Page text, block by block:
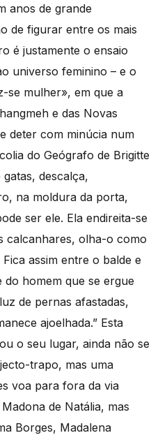
anos de grande
de figurar entre os mais
é justamente o ensaio
universo feminino – e o
se mulher», em que a
e das Novas
deter com minúcia num
do Geógrafo de Brigitte
descalça,
na moldura da porta,
ser ele. Ela endireita-se
calcanhares, olha-o como
assim entre o balde e
homem que se ergue
de pernas afastadas,
ajoelhada.” Esta
o seu lugar, ainda não se
trapo, mas uma
voa para fora da via
de Natália, mas
Borges, Madalena